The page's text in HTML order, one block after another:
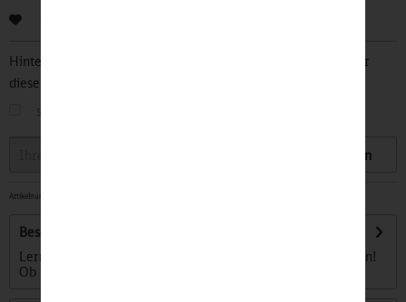
Hinterlegen Sie Ihre Email Adresse und bleiben Sie stets über
diesen Artikel informiert.
Speichern
Artikelnummer:
Beschreibung
Lerne die lustigen Begleiter für kleine Bahnreisende kennen!
Ob Günni Güterzug, Ida IC oder...